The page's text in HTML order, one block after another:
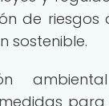
de riesgos
sostenible.
para